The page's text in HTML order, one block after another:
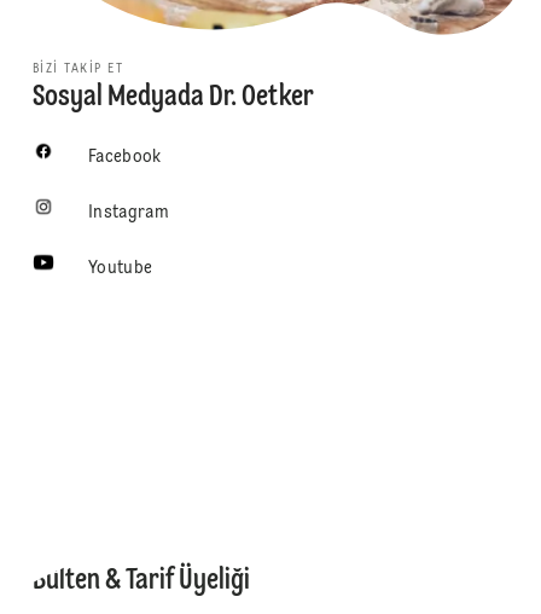
BIZI TAKIP ET
Sosyal Medyada Dr. Oetker
Facebook
Instagram
Youtube
Bülten & Tarif Üyeliği